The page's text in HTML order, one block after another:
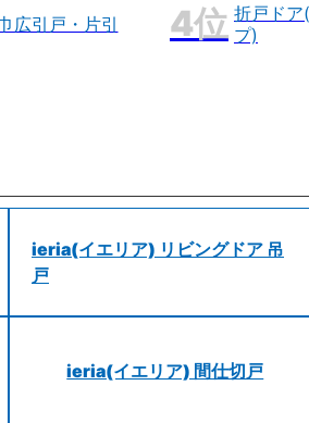
広引戸・片引
折戸ドア
プ)
ieria(イエリア) リビングドア 吊
戸
ieria(イエリア) 間仕切戸